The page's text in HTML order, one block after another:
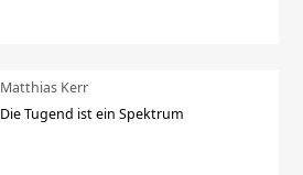
Matthias Kerr
Die Tugend ist ein Spektrum